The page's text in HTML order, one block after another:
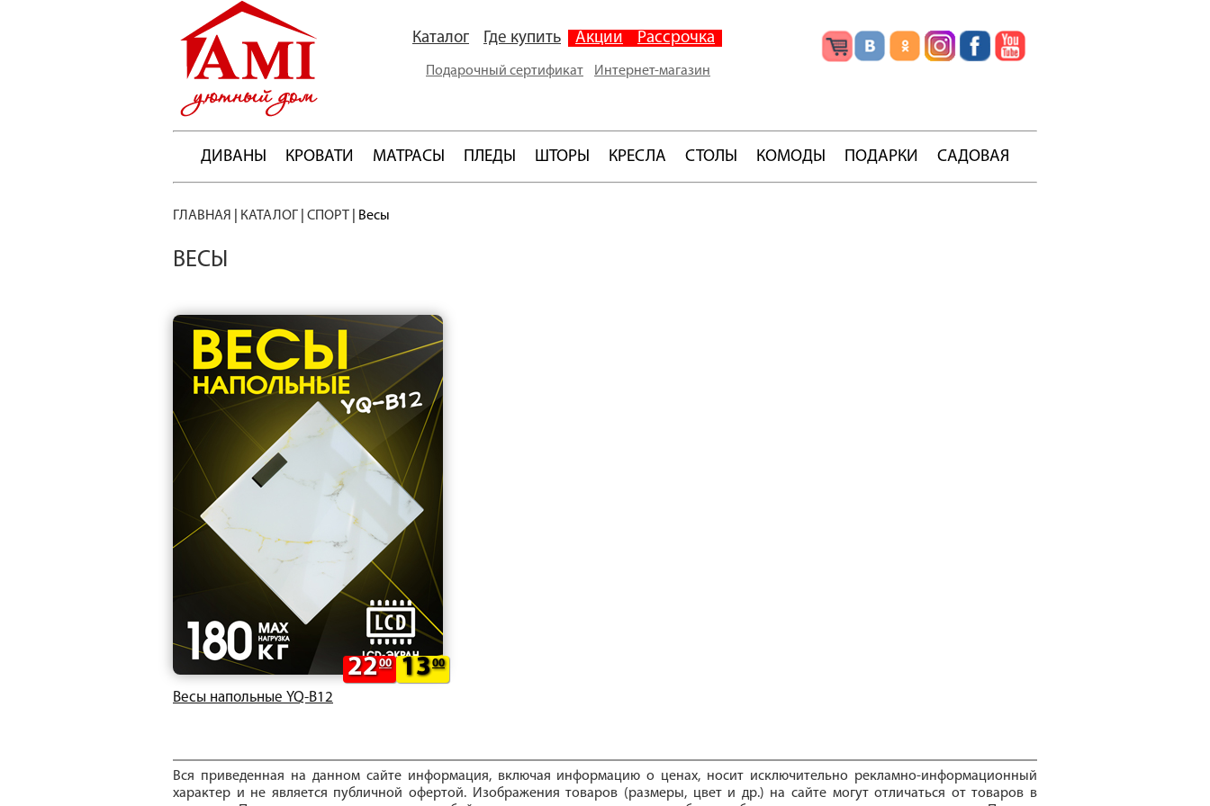
Каталог Где купить Акции Рассрочка
Подарочный сертификат Интернет-магазин
ДИВАНЫ КРОВАТИ МАТРАСЫ ПЛЕДЫ ШТОРЫ КРЕСЛА СТОЛЫ КОМОДЫ ПОДАРКИ САДОВАЯ
ГЛАВНАЯ КАТАЛОГ СПОРТ Весы
ВЕСЫ
Весы напольные YQ-B12
2200 1300
Вся приведенная на данном сайте информация, включая информацию о ценах, носит исключительно рекламно-информационный
характер и не является публичной офертой. Изображения товаров (размеры, цвет и др.) на сайте могут отличаться от товаров в